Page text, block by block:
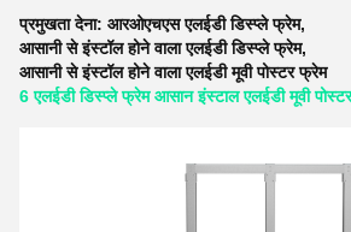
प्रमुखता देना: आरओएचएस एलईडी डिस्प्ले फ्रेम,
आसानी से इंस्टॉल होने वाला एलईडी डिस्प्ले फ्रेम,
आसानी से इंस्टॉल होने वाला एलईडी मूवी पोस्टर फ्रेम
6 एलईडी डिस्प्ले फ्रेम आसान इंस्टाल एलईडी मूवी